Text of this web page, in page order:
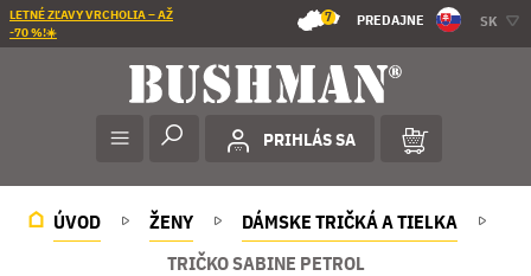
LETNÉ ZĽAVY VRCHOLIA – AŽ
-70 %!☀️
7 PREDAJNE SK
PRIHLÁS SA
ÚVOD ŽENY
DÁMSKE TRIČKÁ A TIELKA
TRIČKO SABINE PETROL